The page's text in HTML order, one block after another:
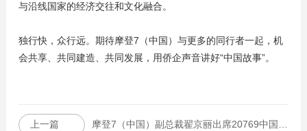
与沿线国家的经济交往和文化融合。
独行快，众行远。期待摩登7（中国）与更多的同行者一起，机
会共享、共同建造、共同发展，用侨企声音讲好“中国故事”。
上一篇 摩登7（中国）副总裁翟京丽出席20769中国纸浆高层峰会